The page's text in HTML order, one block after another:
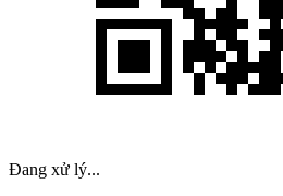
Đang xử lý...